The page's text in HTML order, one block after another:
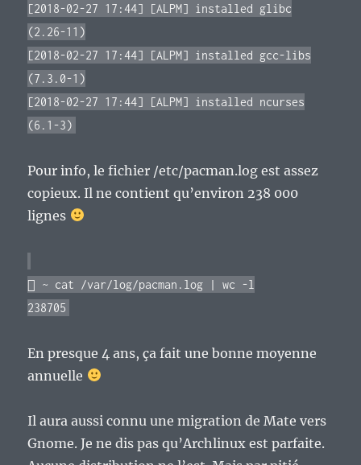
[2018-02-27 17:44] [ALPM] installed glibc
(2.26-11)
[2018-02-27 17:44] [ALPM] installed gcc-libs
(7.3.0-1)
[2018-02-27 17:44] [ALPM] installed ncurses
(6.1-3)
Pour info, le fichier /etc/pacman.log est assez
copieux. Il ne contient qu’environ 238 000
lignes
 ~ cat /var/log/pacman.log | wc -l
238705
En presque 4 ans, ça fait une bonne moyenne
annuelle
Il aura aussi connu une migration de Mate vers
Gnome. Je ne dis pas qu’Archlinux est parfaite.